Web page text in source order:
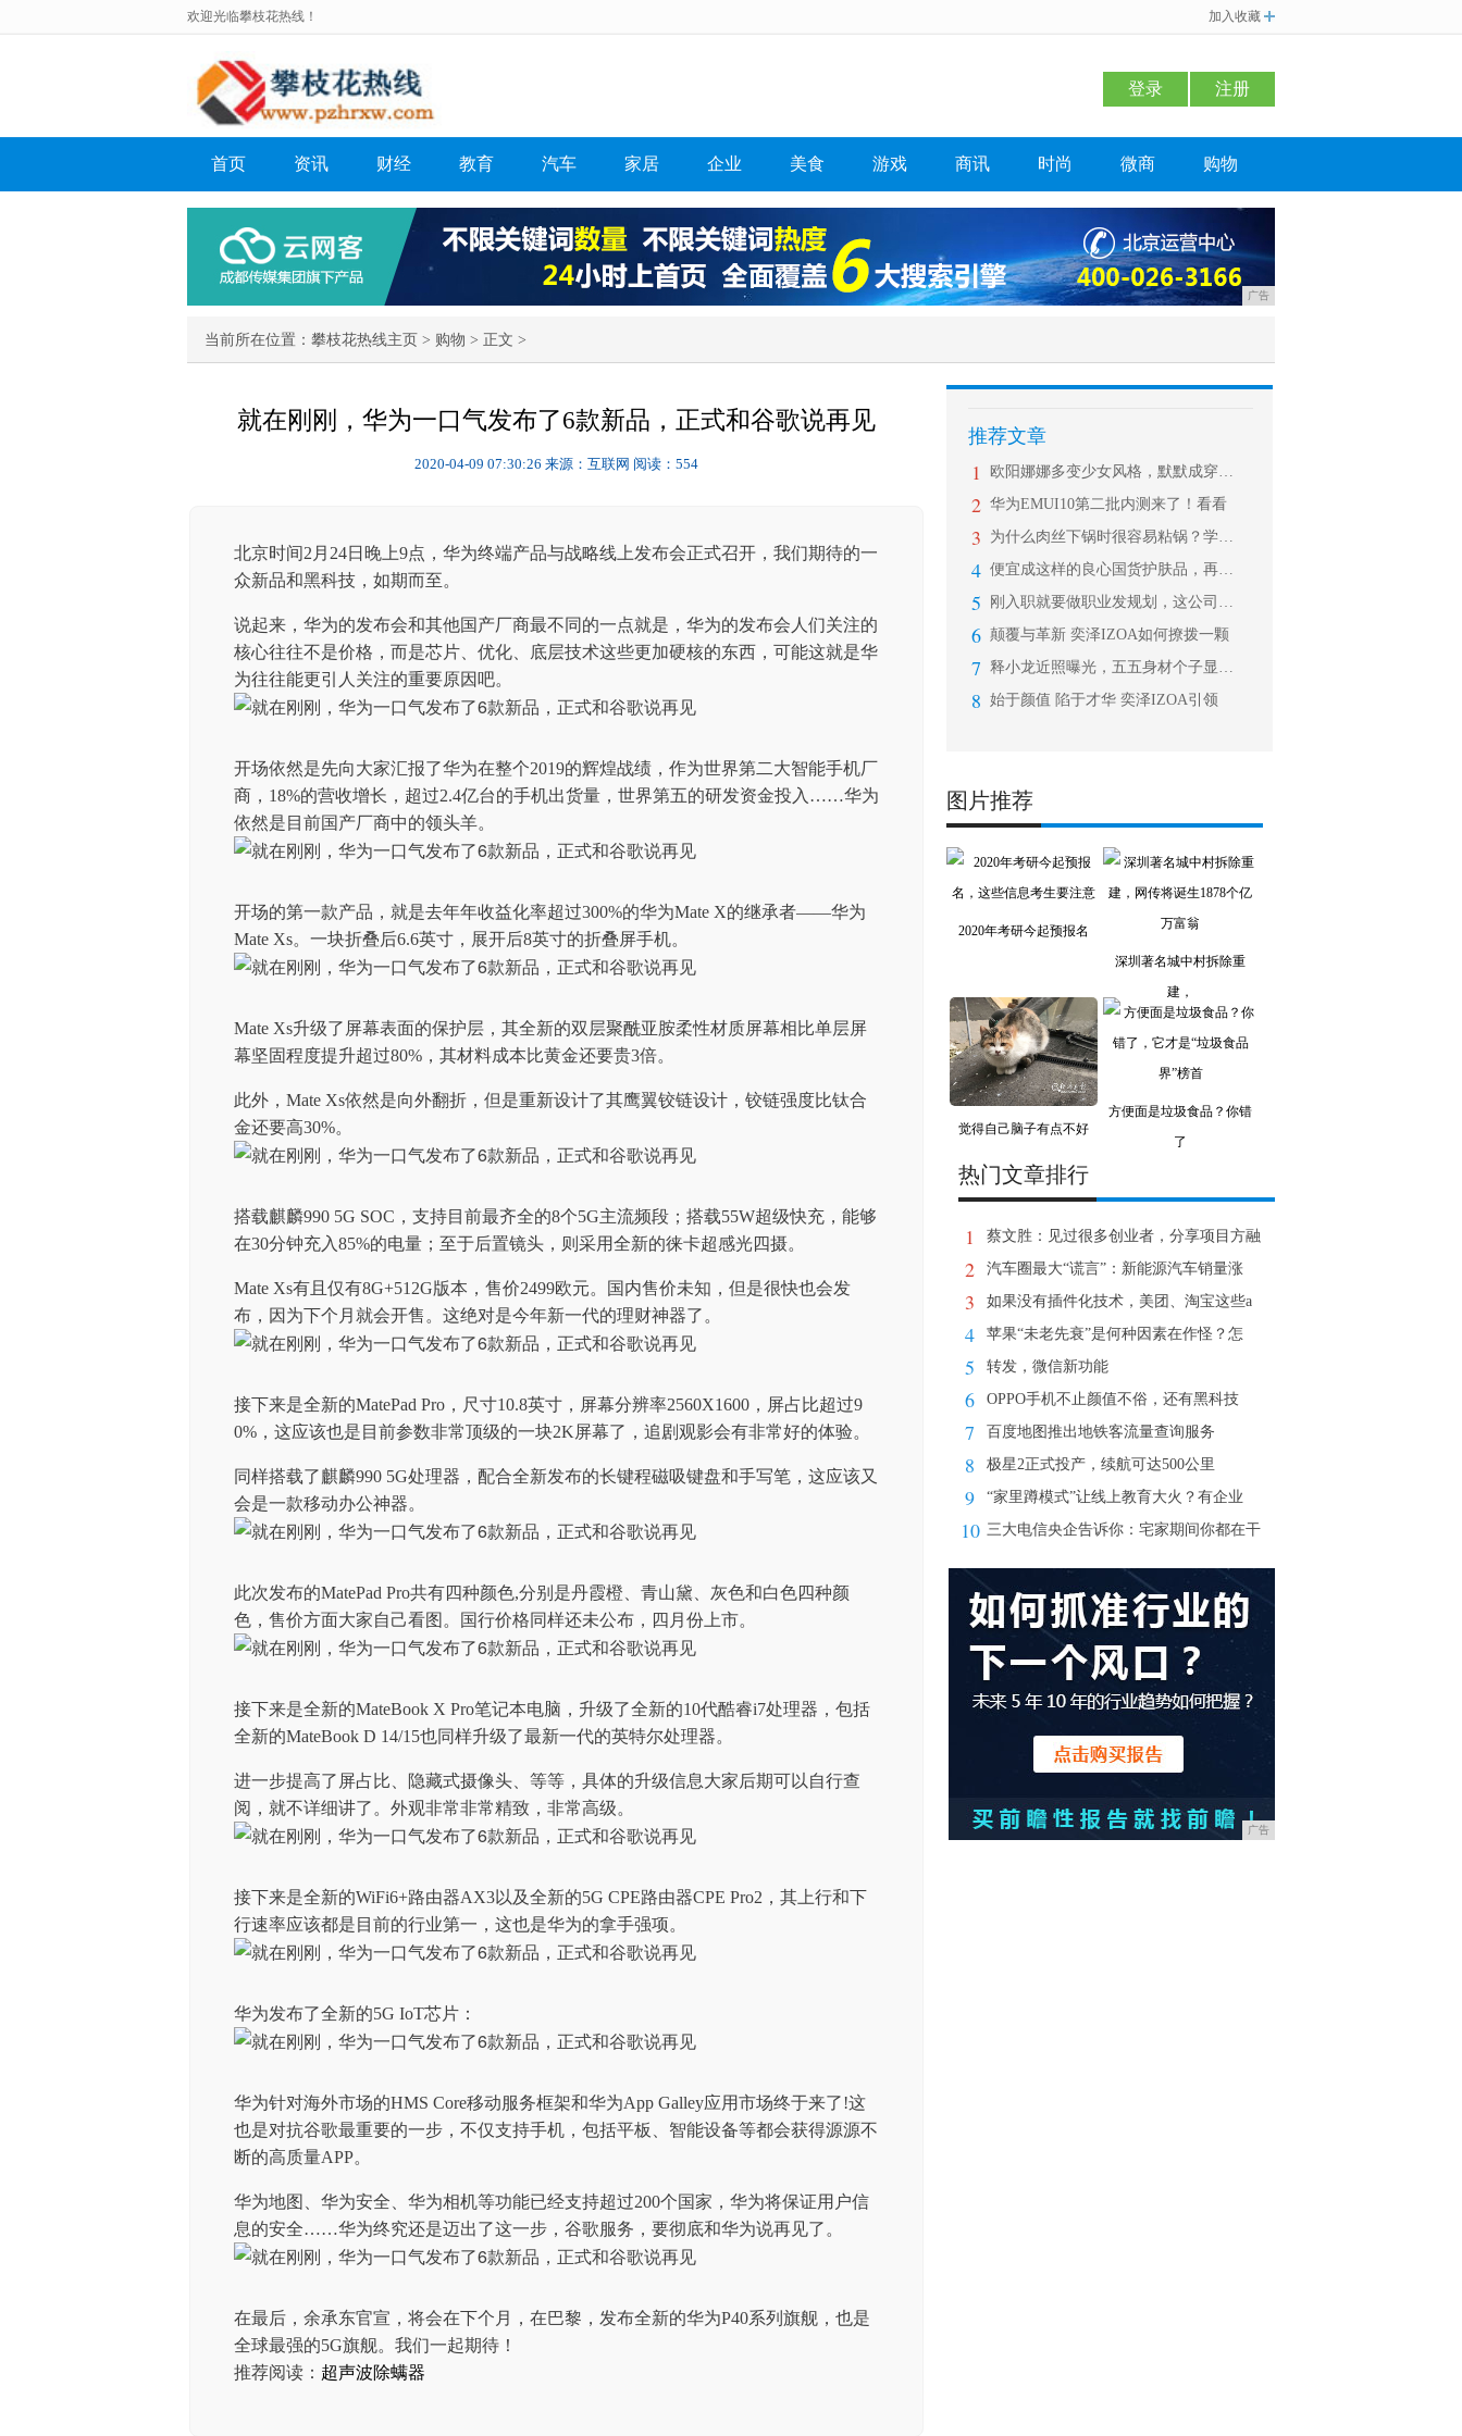
欢迎光临攀枝花热线！ 加入收藏
登录 注册
首页 资讯 财经 教育 汽车 家居 企业 美食 游戏 商讯 时尚 微商 购物
广告
当前所在位置： 攀枝花热线主页 > 购物 > 正文 >
就在刚刚，华为一口气发布了6款新品，正式和谷歌说再见
2020-04-09 07:30:26 来源：互联网 阅读：554
北京时间2月24日晚上9点，华为终端产品与战略线上发布会正式召开，我们期待的一
众新品和黑科技，如期而至。
说起来，华为的发布会和其他国产厂商最不同的一点就是，华为的发布会人们关注的
核心往往不是价格，而是芯片、优化、底层技术这些更加硬核的东西，可能这就是华
为往往能更引人关注的重要原因吧。
开场依然是先向大家汇报了华为在整个2019的辉煌战绩，作为世界第二大智能手机厂
商，18%的营收增长，超过2.4亿台的手机出货量，世界第五的研发资金投入……华为
依然是目前国产厂商中的领头羊。
开场的第一款产品，就是去年年收益化率超过300%的华为Mate X的继承者——华为
Mate Xs。一块折叠后6.6英寸，展开后8英寸的折叠屏手机。
Mate Xs升级了屏幕表面的保护层，其全新的双层聚酰亚胺柔性材质屏幕相比单层屏
幕坚固程度提升超过80%，其材料成本比黄金还要贵3倍。
此外，Mate Xs依然是向外翻折，但是重新设计了其鹰翼铰链设计，铰链强度比钛合
金还要高30%。
搭载麒麟990 5G SOC，支持目前最齐全的8个5G主流频段；搭载55W超级快充，能够
在30分钟充入85%的电量；至于后置镜头，则采用全新的徕卡超感光四摄。
Mate Xs有且仅有8G+512G版本，售价2499欧元。国内售价未知，但是很快也会发
布，因为下个月就会开售。这绝对是今年新一代的理财神器了。
接下来是全新的MatePad Pro，尺寸10.8英寸，屏幕分辨率2560X1600，屏占比超过9
0%，这应该也是目前参数非常顶级的一块2K屏幕了，追剧观影会有非常好的体验。
同样搭载了麒麟990 5G处理器，配合全新发布的长键程磁吸键盘和手写笔，这应该又
会是一款移动办公神器。
此次发布的MatePad Pro共有四种颜色,分别是丹霞橙、青山黛、灰色和白色四种颜
色，售价方面大家自己看图。国行价格同样还未公布，四月份上市。
接下来是全新的MateBook X Pro笔记本电脑，升级了全新的10代酷睿i7处理器，包括
全新的MateBook D 14/15也同样升级了最新一代的英特尔处理器。
进一步提高了屏占比、隐藏式摄像头、等等，具体的升级信息大家后期可以自行查
阅，就不详细讲了。外观非常非常精致，非常高级。
接下来是全新的WiFi6+路由器AX3以及全新的5G CPE路由器CPE Pro2，其上行和下
行速率应该都是目前的行业第一，这也是华为的拿手强项。
华为发布了全新的5G IoT芯片：
华为针对海外市场的HMS Core移动服务框架和华为App Galley应用市场终于来了!这
也是对抗谷歌最重要的一步，不仅支持手机，包括平板、智能设备等都会获得源源不
断的高质量APP。
华为地图、华为安全、华为相机等功能已经支持超过200个国家，华为将保证用户信
息的安全……华为终究还是迈出了这一步，谷歌服务，要彻底和华为说再见了。
在最后，余承东官宣，将会在下个月，在巴黎，发布全新的华为P40系列旗舰，也是
全球最强的5G旗舰。我们一起期待！
推荐阅读： 超声波除螨器
推荐文章
1 欧阳娜娜多变少女风格，默默成穿衣C位
2 华为EMUI10第二批内测来了！看看
3 为什么肉丝下锅时很容易粘锅？学会这些
4 便宜成这样的良心国货护肤品，再说贵我
5 刚入职就要做职业发规划，这公司靠谱吗
6 颠覆与革新 奕泽IZOA如何撩拨一颗
7 释小龙近照曝光，五五身材个子显矮，后
8 始于颜值 陷于才华 奕泽IZOA引领
图片推荐
2020年考研今起预报名
深圳著名城中村拆除重
建，
觉得自己脑子有点不好
方便面是垃圾食品？你错
了
热门文章排行
1 蔡文胜：见过很多创业者，分享项目方融
2 汽车圈最大“谎言”：新能源汽车销量涨
3 如果没有插件化技术，美团、淘宝这些a
4 苹果“未老先衰”是何种因素在作怪？怎
5 转发，微信新功能
6 OPPO手机不止颜值不俗，还有黑科技
7 百度地图推出地铁客流量查询服务
8 极星2正式投产，续航可达500公里
9 “家里蹲模式”让线上教育大火？有企业
10 三大电信央企告诉你：宅家期间你都在干
广告